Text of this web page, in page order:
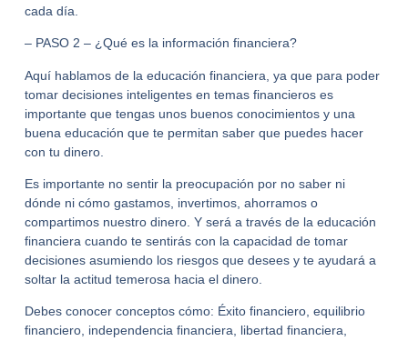
cada día.
– PASO 2 – ¿Qué es la información financiera?
Aquí hablamos de la educación financiera, ya que para poder
tomar decisiones inteligentes en temas financieros es
importante que tengas unos buenos conocimientos y una
buena educación que te permitan saber que puedes hacer
con tu dinero.
Es importante no sentir la preocupación por no saber ni
dónde ni cómo gastamos, invertimos, ahorramos o
compartimos nuestro dinero. Y será a través de la educación
financiera cuando te sentirás con la capacidad de tomar
decisiones asumiendo los riesgos que desees y te ayudará a
soltar la actitud temerosa hacia el dinero.
Debes conocer conceptos cómo: Éxito financiero, equilibrio
financiero, independencia financiera, libertad financiera,